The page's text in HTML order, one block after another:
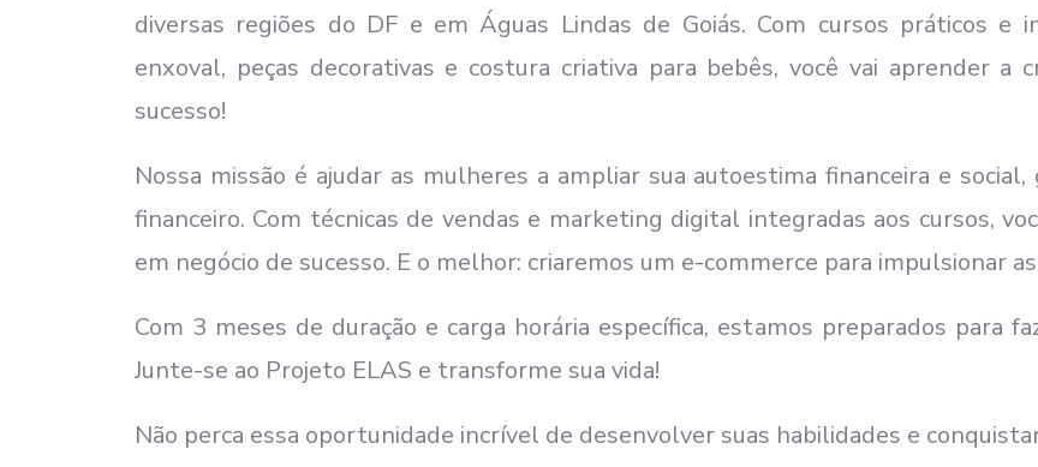
diversas regiões do DF e em Águas Lindas de Goiás. Com cursos práticos e
enxoval, peças decorativas e costura criativa para bebês, você vai aprender a
sucesso!
Nossa missão é ajudar as mulheres a ampliar sua autoestima financeira e
financeiro. Com técnicas de vendas e marketing digital integradas aos cursos,
em negócio de sucesso. E o melhor: criaremos um e-commerce para impulsionar
Com 3 meses de duração e carga horária específica, estamos preparados para
Junte-se ao Projeto ELAS e transforme sua vida!
Não perca essa oportunidade incrível de desenvolver suas habilidades e